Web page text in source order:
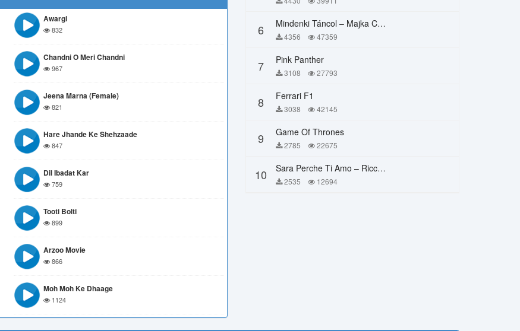
Awargi
832
Chandni O Meri Chandni
967
Jeena Marna (Female)
821
Hare Jhande Ke Shehzaade
847
Dil Ibadat Kar
759
Tooti Bolti
899
Arzoo Movie
866
Moh Moh Ke Dhaage
1124
6 Mindenki Táncol – Majka Curtis, Péter Majoros
4356 47359
7 Pink Panther
3108 27793
8 Ferrari F1
3038 42145
9 Game Of Thrones
2785 22675
10 Sara Perche Ti Amo – Ricchi E Poveri
2535 12694